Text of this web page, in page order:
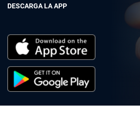
DESCARGA LA APP